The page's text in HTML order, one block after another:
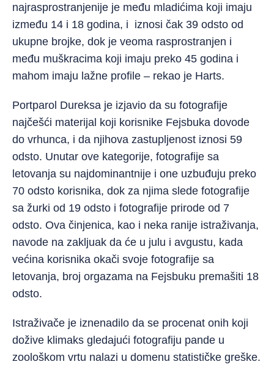
najrasprostranjenije je među mladićima koji imaju
između 14 i 18 godina, i iznosi čak 39 odsto od
ukupne brojke, dok je veoma rasprostranjen i
među muškracima koji imaju preko 45 godina i
mahom imaju lažne profile – rekao je Harts.
Portparol Dureksa je izjavio da su fotografije
najčešći materijal koji korisnike Fejsbuka dovode
do vrhunca, i da njihova zastupljenost iznosi 59
odsto. Unutar ove kategorije, fotografije sa
letovanja su najdominantnije i one uzbuđuju preko
70 odsto korisnika, dok za njima slede fotografije
sa žurki od 19 odsto i fotografije prirode od 7
odsto. Ova činjenica, kao i neka ranije istraživanja,
navode na zakljuak da će u julu i avgustu, kada
većina korisnika okači svoje fotografije sa
letovanja, broj orgazama na Fejsbuku premašiti 18
odsto.
Istraživače je iznenadilo da se procenat onih koji
dožive klimaks gledajući fotografiju pande u
zoološkom vrtu nalazi u domenu statističke greške.